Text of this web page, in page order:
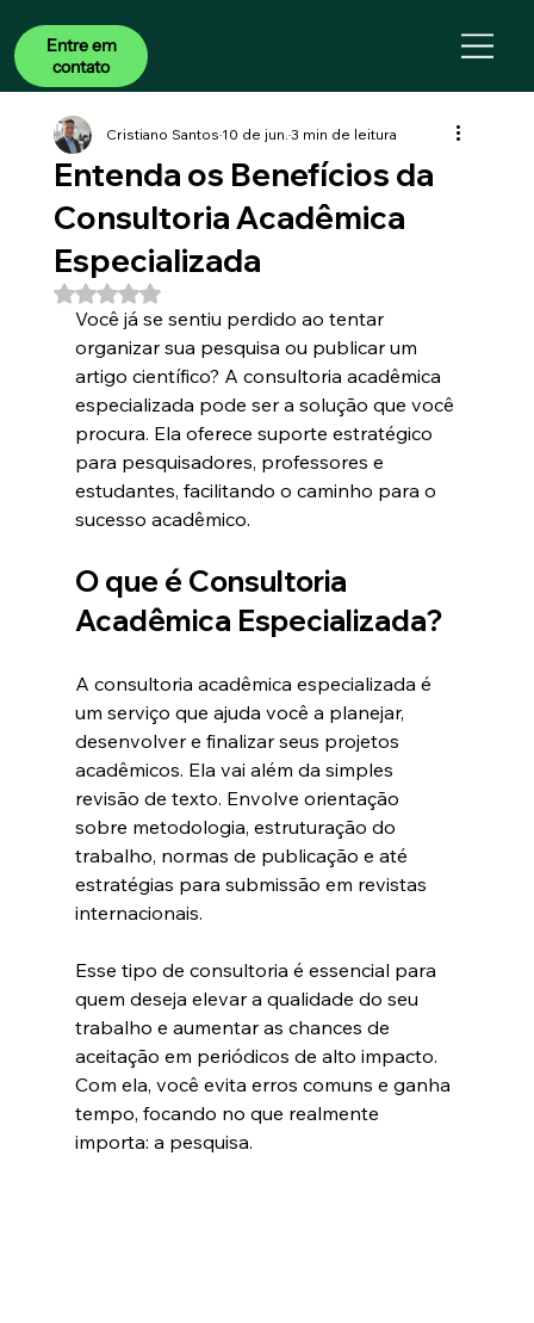
Entre em
contato
ASSESSORIA
Entenda os Benefícios da
Consultoria Acadêmica
Especializada
Cristiano Santos10 de jun.3 min de leitura
Avaliado com NaN de 5 estrelas.
Você já se sentiu perdido ao tentar
organizar sua pesquisa ou publicar um
artigo científico? A consultoria acadêmica
especializada pode ser a solução que você
procura. Ela oferece suporte estratégico
para pesquisadores, professores e
estudantes, facilitando o caminho para o
sucesso acadêmico.
O que é Consultoria
Acadêmica Especializada?
A consultoria acadêmica especializada é
um serviço que ajuda você a planejar,
desenvolver e finalizar seus projetos
acadêmicos. Ela vai além da simples
revisão de texto. Envolve orientação
sobre metodologia, estruturação do
trabalho, normas de publicação e até
estratégias para submissão em revistas
internacionais.
Esse tipo de consultoria é essencial para
quem deseja elevar a qualidade do seu
trabalho e aumentar as chances de
aceitação em periódicos de alto impacto.
Com ela, você evita erros comuns e ganha
tempo, focando no que realmente
importa: a pesquisa.